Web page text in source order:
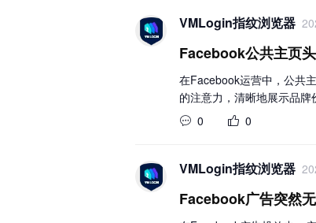
VMLogin指纹浏览器
Facebook公共主页
在Facebook运营中，公共
的注意力，清晰地展示品牌
0
0
VMLogin指纹浏览器
Facebook广告突然